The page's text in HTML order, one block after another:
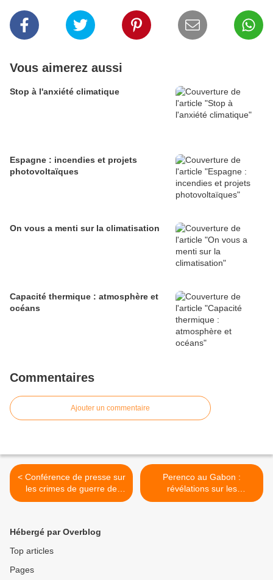
Vous aimerez aussi
Stop à l'anxiété climatique
Espagne : incendies et projets
photovoltaïques
On vous a menti sur la climatisation
Capacité thermique : atmosphère et
océans
Commentaires
Ajouter un commentaire
< Conférence de presse sur
les crimes de guerre de
l'Ukraine à Artiomovsk -
Perenco au Gabon :
révélations sur les
pollutions cachées du
Hébergé par Overblog
Top articles
Pages